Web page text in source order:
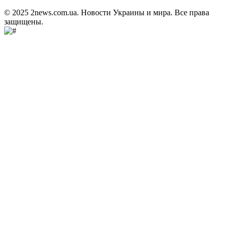
© 2025 2news.com.ua. Новости Украины и мира. Все права
защищены.